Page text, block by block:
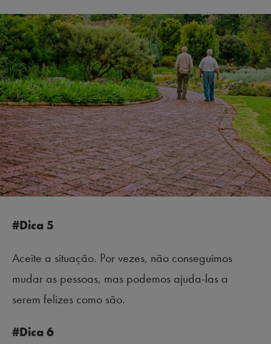
#Dica 5
Aceite a situação. Por vezes, não conseguimos
mudar as pessoas, mas podemos ajuda-las a
serem felizes como são.
#Dica 6